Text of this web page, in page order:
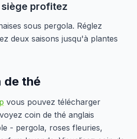
siège profitez
sous pergola. Réglez
deux saisons jusqu'à plantes
de thé
vous pouvez télécharger
coin de thé anglais
- pergola, roses fleuries,